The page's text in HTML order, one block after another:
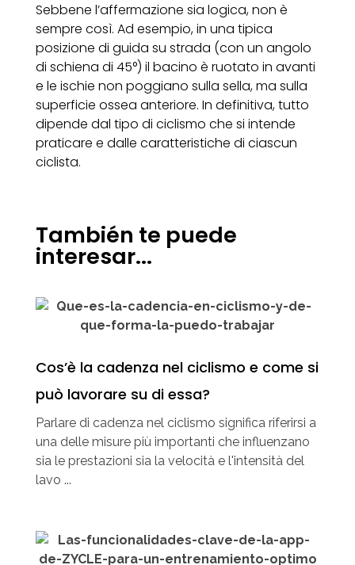
Sebbene l’affermazione sia logica, non è
sempre così. Ad esempio, in una tipica
posizione di guida su strada (con un angolo
di schiena di 45°) il bacino è ruotato in avanti
e le ischie non poggiano sulla sella, ma sulla
superficie ossea anteriore. In definitiva, tutto
dipende dal tipo di ciclismo che si intende
praticare e dalle caratteristiche di ciascun
ciclista.
También te puede
interesar...
Cos’è la cadenza nel ciclismo e come si
può lavorare su di essa?
Parlare di cadenza nel ciclismo significa riferirsi a
una delle misure più importanti che influenzano
sia le prestazioni sia la velocità e l'intensità del
lavo ...